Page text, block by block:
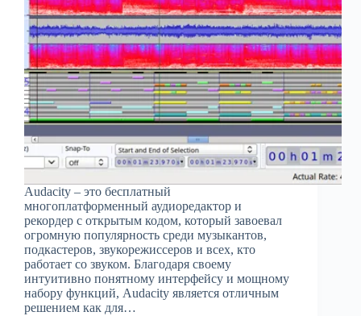
Audacity – это бесплатный
многоплатформенный аудиоредактор и
рекордер с открытым кодом, который завоевал
огромную популярность среди музыкантов,
подкастеров, звукорежиссеров и всех, кто
работает со звуком. Благодаря своему
интуитивно понятному интерфейсу и мощному
набору функций, Audacity является отличным
решением как для…